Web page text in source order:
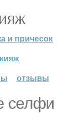
и причесок
отзывы
селфи